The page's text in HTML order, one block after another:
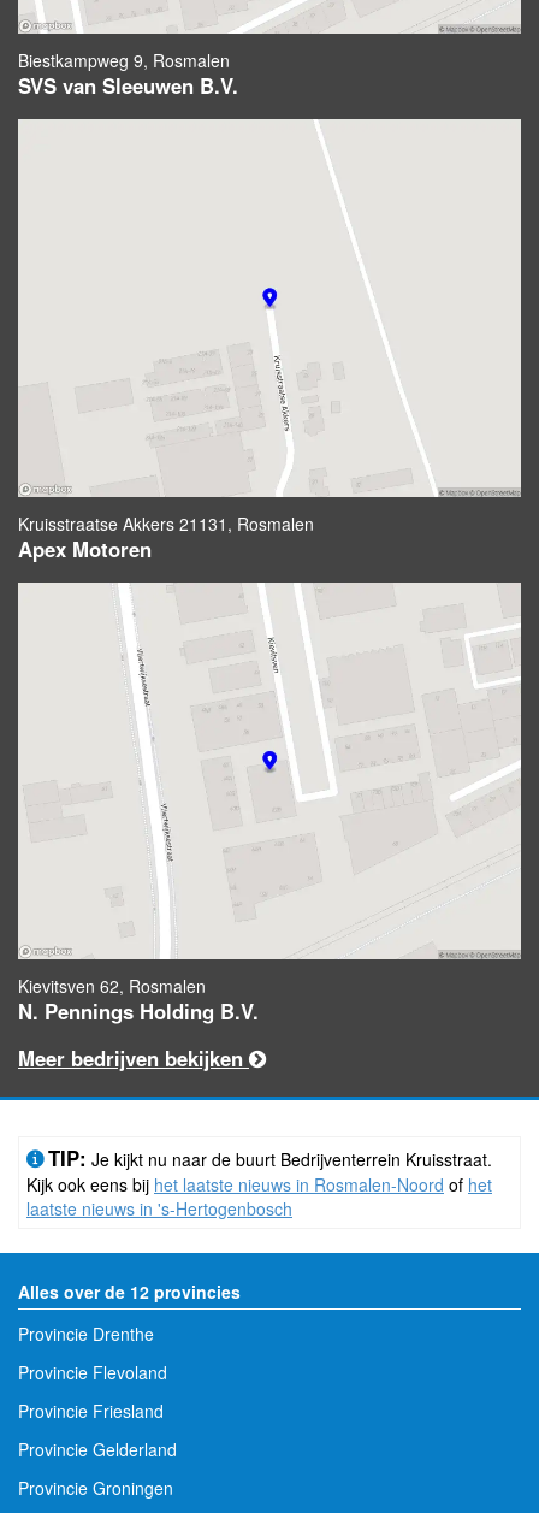
Biestkampweg 9, Rosmalen
SVS van Sleeuwen B.V.
Kruisstraatse Akkers 21131, Rosmalen
Apex Motoren
Kievitsven 62, Rosmalen
N. Pennings Holding B.V.
Meer bedrijven bekijken
TIP: Je kijkt nu naar de buurt Bedrijventerrein Kruisstraat.
Kijk ook eens bij het laatste nieuws in Rosmalen-Noord of het
laatste nieuws in 's-Hertogenbosch
Alles over de 12 provincies
Provincie Drenthe
Provincie Flevoland
Provincie Friesland
Provincie Gelderland
Provincie Groningen